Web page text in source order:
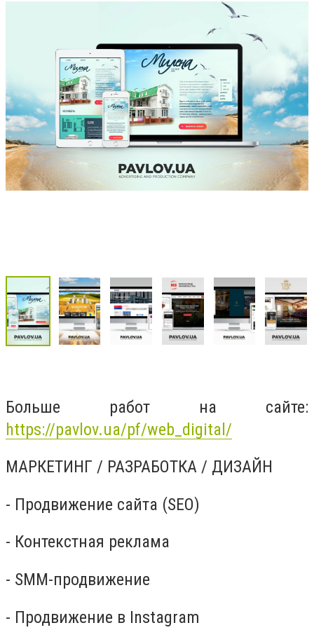
Больше работ на сайте:
https://pavlov.ua/pf/web_digital/
МАРКЕТИНГ / РАЗРАБОТКА / ДИЗАЙН
- Продвижение сайта (SEO)
- Контекстная реклама
- SMM-продвижение
- Продвижение в Instagram